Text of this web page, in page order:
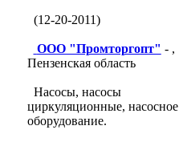
(12-20-2011)
ООО "Промторгопт" - ,
Пензенская область
Насосы, насосы
циркуляционные, насосное
оборудование.